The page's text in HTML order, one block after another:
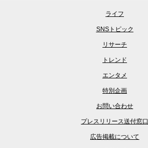
ライフ
SNSトピック
リサーチ
トレンド
エンタメ
特別企画
お問い合わせ
プレスリリース送付窓口
広告掲載について